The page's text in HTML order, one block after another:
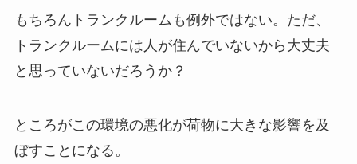
もちろんトランクルームも例外ではない。ただ、
トランクルームには人が住んでいないから大丈夫
と思っていないだろうか？
ところがこの環境の悪化が荷物に大きな影響を及
ぼすことになる。